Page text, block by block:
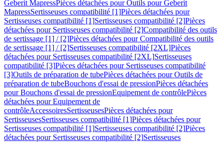
Geberit MapressPièces détachées pour Outils pour Geberit
MapressSertisseuses compatibilité [1]Pièces détachées pour
Sertisseuses compatibilité [1]Sertisseuses compatibilité [2]Pièces
détachées pour Sertisseuses compatibilité [2]Compatibilité des outils
de sertissage [1] / [2]Pièces détachées pour Compatibilité des outils
de sertissage [1] / [2]Sertisseuses compatibilité [2XL]Pièces
détachées pour Sertisseuses compatibilité [2XL]Sertisseuses
compatibilité [3]Pièces détachées pour Sertisseuses compatibilité
[3]Outils de préparation de tubePièces détachées pour Outils de
préparation de tubeBouchons d'essai de pressionPièces détachées
pour Bouchons d'essai de pressionEquipement de contrôlePièces
détachées pour Equipement de
contrôleAccessoiresSertisseusesPièces détachées pour
SertisseusesSertisseuses compatibilité [1]Pièces détachées pour
Sertisseuses compatibilité [1]Sertisseuses compatibilité [2]Pièces
détachées pour Sertisseuses compatibilité [2]Sertisseuses